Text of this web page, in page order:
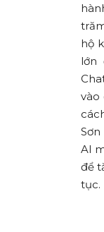
hộ
lớn
vào
AI
để
tục.